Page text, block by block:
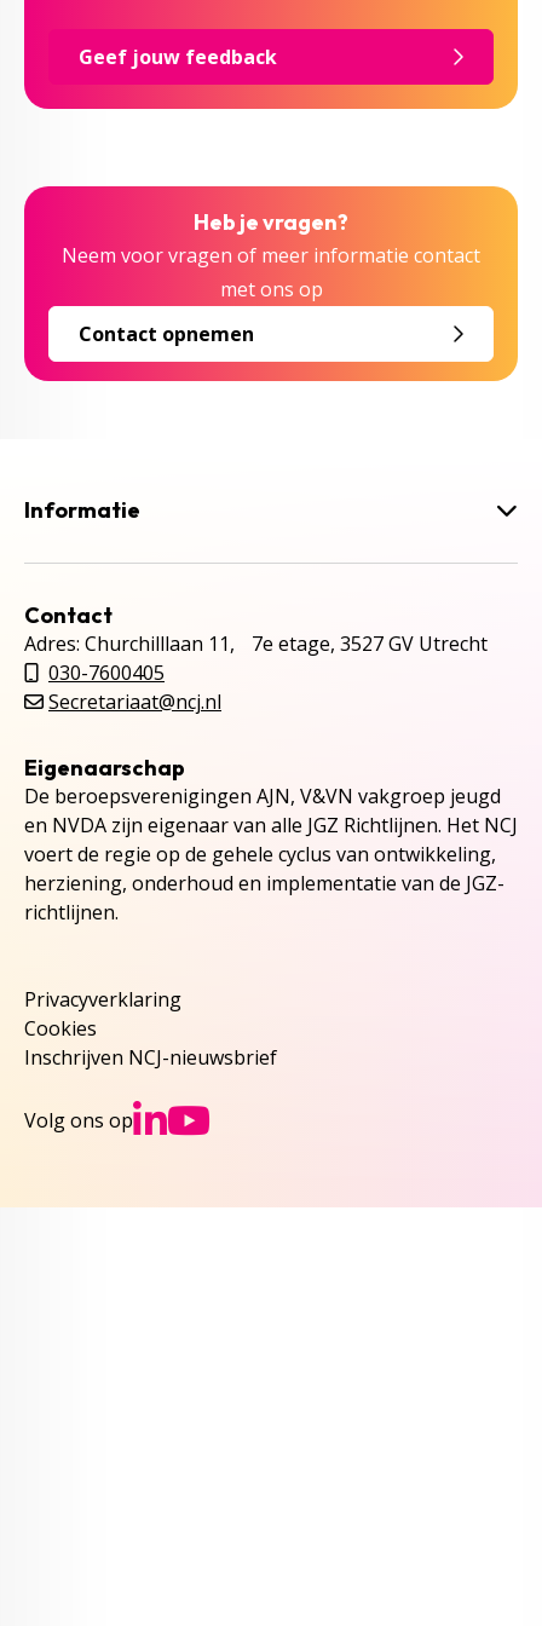
Geef jouw feedback
Heb je vragen?
Neem voor vragen of meer informatie contact
met ons op
Contact opnemen
Informatie
Contact
Adres: Churchilllaan 11, 7e etage, 3527 GV Utrecht
030-7600405
Secretariaat@ncj.nl
Eigenaarschap
De beroepsverenigingen AJN, V&VN vakgroep jeugd
en NVDA zijn eigenaar van alle JGZ Richtlijnen. Het NCJ
voert de regie op de gehele cyclus van ontwikkeling,
herziening, onderhoud en implementatie van de JGZ-
richtlijnen.
Privacyverklaring
Cookies
Inschrijven NCJ-nieuwsbrief
Volg ons op Ga naar NCJs